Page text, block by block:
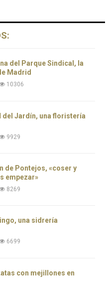
del Parque Sindical, la
Madrid
10306
del Jardín, una floristería
9929
de Pontejos, «coser y
empezar»
8269
una sidrería
6699
con mejillones en